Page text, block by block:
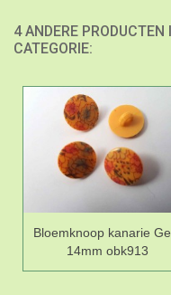
4 ANDERE PRODUCTEN
CATEGORIE:
Bloemknoop kanarie
14mm obk913